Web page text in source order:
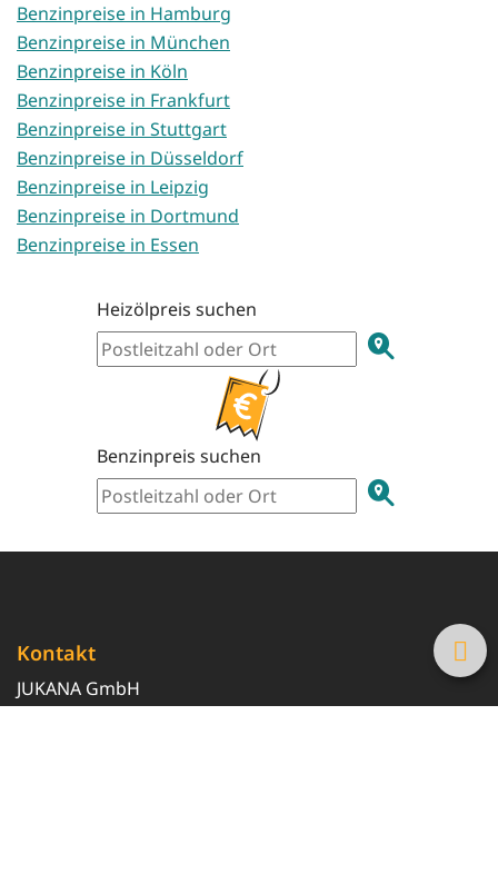
Benzinpreise in Hamburg
Benzinpreise in München
Benzinpreise in Köln
Benzinpreise in Frankfurt
Benzinpreise in Stuttgart
Benzinpreise in Düsseldorf
Benzinpreise in Leipzig
Benzinpreise in Dortmund
Benzinpreise in Essen
Heizölpreis suchen
Benzinpreis suchen
Kontakt
JUKANA GmbH